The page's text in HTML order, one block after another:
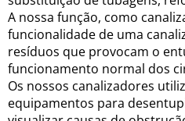
A nossa função, como
funcionalidade de uma
resíduos que provocam o
funcionamento normal dos
Os nossos canalizadores
equipamentos para